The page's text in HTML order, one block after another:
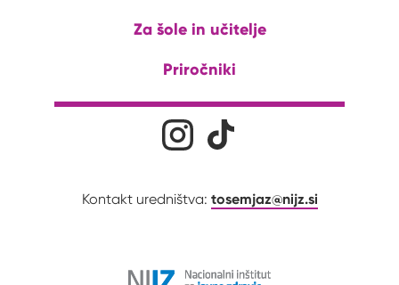
Za šole in učitelje
Priročniki
Družabna omrežja
Kontakt uredništva: tosemjaz@nijz.si